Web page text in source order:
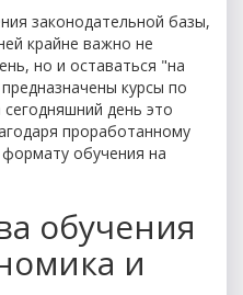
законодательной базы,
крайне важно не
но и оставаться "на
курсы по
день это
проработанному
обучения на
обучения
и